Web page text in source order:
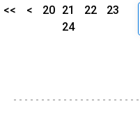
<< < 20 21 22
23
24